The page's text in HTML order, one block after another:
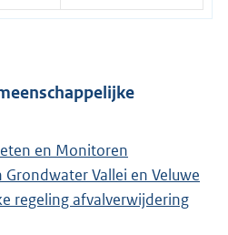
en Monitoren
Vallei en Veluwe
regeling afvalverwijdering